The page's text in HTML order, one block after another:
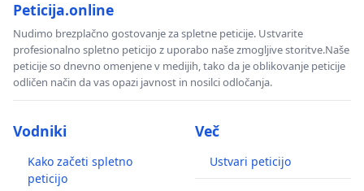
Peticija.online
Nudimo brezplačno gostovanje za spletne peticije. Ustvarite
profesionalno spletno peticijo z uporabo naše zmogljive storitve.Naše
peticije so dnevno omenjene v medijih, tako da je oblikovanje peticije
odličen način da vas opazi javnost in nosilci odločanja.
Vodniki
Kako začeti spletno
peticijo
Več
Ustvari peticijo